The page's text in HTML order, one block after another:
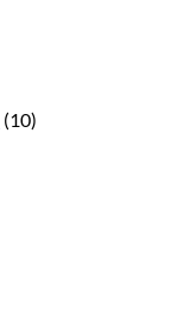
(10)